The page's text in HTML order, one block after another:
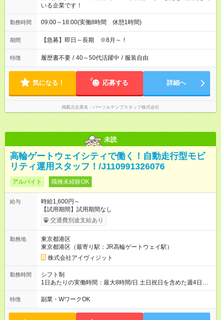
いる企業です！
勤務時間 09:00～18:00(実働8時間 休憩1時間)
期間 【急募】即日～長期 ※8月～！
特徴 履歴書不要 / 40～50代活躍中 / 服装自由
気になる！ 応募する 詳細へ
掲載元企業名 パーソルテンプスタッフ株式会社
未読
高輪ゲートウェイシティで働く！自動走行型モビ
リティ運用スタッフ！/J110991326076
アルバイト 職種未経験OK
給与
時給1,600円～
【試用期間】試用期間なし
交通費別途支給あり
勤務地
東京都港区
東京都港区（最寄り駅：JR高輪ゲートウェイ駅）
株式会社アイヴィジット
勤務時間
シフト制
1日あたりの実働時間：最大8時間/日 土日祝日を含めた週4日～5
日勤務 9:00～21:00のうち実働8時間・休憩1時間
特徴 副業・WワークOK